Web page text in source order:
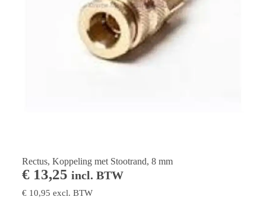
Rectus, Koppeling met Stootrand, 8 mm
€13,25 incl. BTW
€10,95 excl. BTW